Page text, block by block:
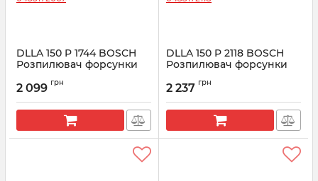
DLLA 150 P 1744 BOSCH
Розпилювач форсунки
Артикул: 0433172067
2 099 грн
DLLA 150 P 2118 BOSCH
Розпилювач форсунки
Артикул:
2 237 грн